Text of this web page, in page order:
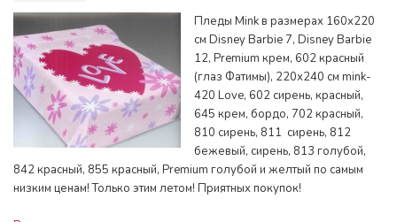
Пледы Mink в размерах 160х220
см Disney Barbie 7, Disney Barbie
12, Premium крем, 602 красный
(глаз Фатимы), 220х240 см mink-
420 Love, 602 сирень, красный,
645 крем, бордо, 702 красный,
810 сирень, 811 сирень, 812
бежевый, сирень, 813 голубой,
842 красный, 855 красный, Premium голубой и желтый по самым
низким ценам! Только этим летом! Приятных покупок!